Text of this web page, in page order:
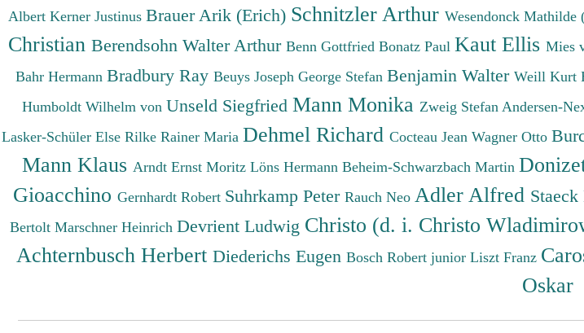
Albert Kerner Justinus Brauer Arik (Erich) Schnitzler Arthur Wesendonck Mathilde
Christian Berendsohn Walter Arthur Benn Gottfried Bonatz Paul Kaut Ellis Mies
Bahr Hermann Bradbury Ray Beuys Joseph George Stefan Benjamin Walter Weill Kurt
Humboldt Wilhelm von Unseld Siegfried Mann Monika Zweig Stefan Andersen-
Lasker-Schüler Else Rilke Rainer Maria Dehmel Richard Cocteau Jean Wagner Otto
Mann Klaus Arndt Ernst Moritz Löns Hermann Beheim-Schwarzbach Martin
Gioacchino Gernhardt Robert Suhrkamp Peter Rauch Neo Adler Alfred
Bertolt Marschner Heinrich Devrient Ludwig Christo (d. i. Christo
Achternbusch Herbert Diederichs Eugen Bosch Robert junior Liszt Franz
Oskar